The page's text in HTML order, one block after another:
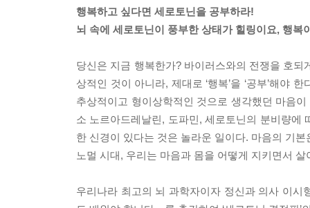
행복하고 싶다면 세로토닌을 공부하라!
뇌 속에 세로토닌이 풍부한 상태가 힐링이요, 행복
당신은 지금 행복한가? 바이러스와의 전쟁을 호
상적인 것이 아니라, 제대로 ‘행복’을 ‘공부’해야
추상적이고 형이상학적인 것으로 생각했던 마음
소 노르아드레날린, 도파민, 세로토닌의 분비량에
한 신경이 있다는 것은 놀라운 일이다. 마음의 기
노멀 시대, 우리는 마음과 몸을 어떻게 지키면서 살
우리나라 최고의 뇌 과학자이자 정신과 의사 이시